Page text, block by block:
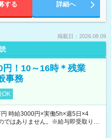
する 詳細へ
掲載日：2026.08.09
円！10～16時＊残業
事務
OK
時給3000円×実働5h×週5日×4
はありません。※給与即受取りサ